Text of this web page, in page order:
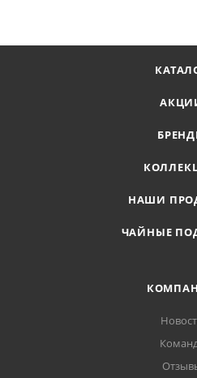
НАШИ
ЧАЙНЫЕ